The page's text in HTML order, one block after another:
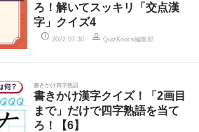
ろ！解いてスッキリ「交点漢
字」クイズ4
2022.07.30 QuizKnock編集部
書きかけ四字熟語
書きかけ漢字クイズ！「2画目
まで」だけで四字熟語を当て
ろ！【6】